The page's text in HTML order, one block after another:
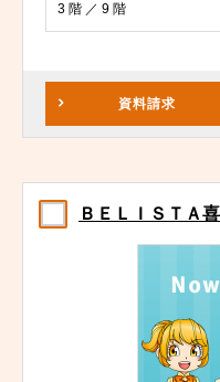
3 階 ／ 9 階
資料請求
ＢＥＬＩＳＴＡ